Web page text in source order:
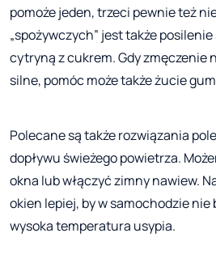
pomoże jeden, trzeci pewnie też
„spożywczych” jest także
cytryną z cukrem. Gdy zmęczenie
silne, pomóc może także żucie
Polecane są także rozwiązania
dopływu świeżego powietrza.
okna lub włączyć zimny nawiew.
okien lepiej, by w samochodzie nie
wysoka temperatura usypia.